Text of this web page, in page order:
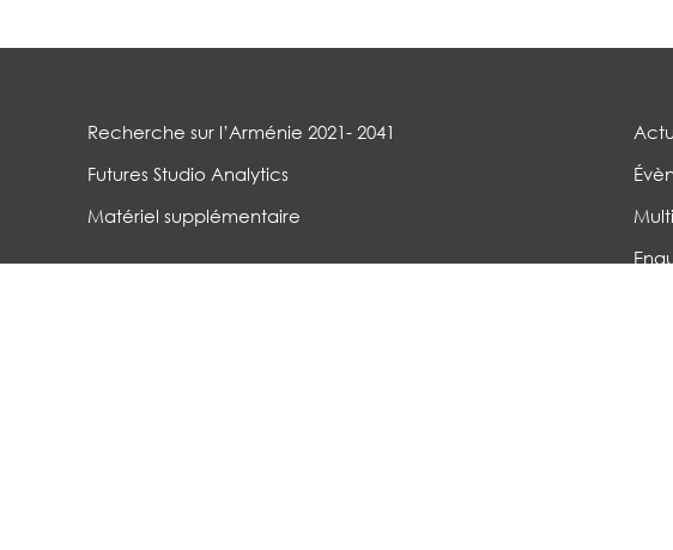
Recherche sur l’Arménie 2021- 2041
Futures Studio Analytics
Matériel supplémentaire